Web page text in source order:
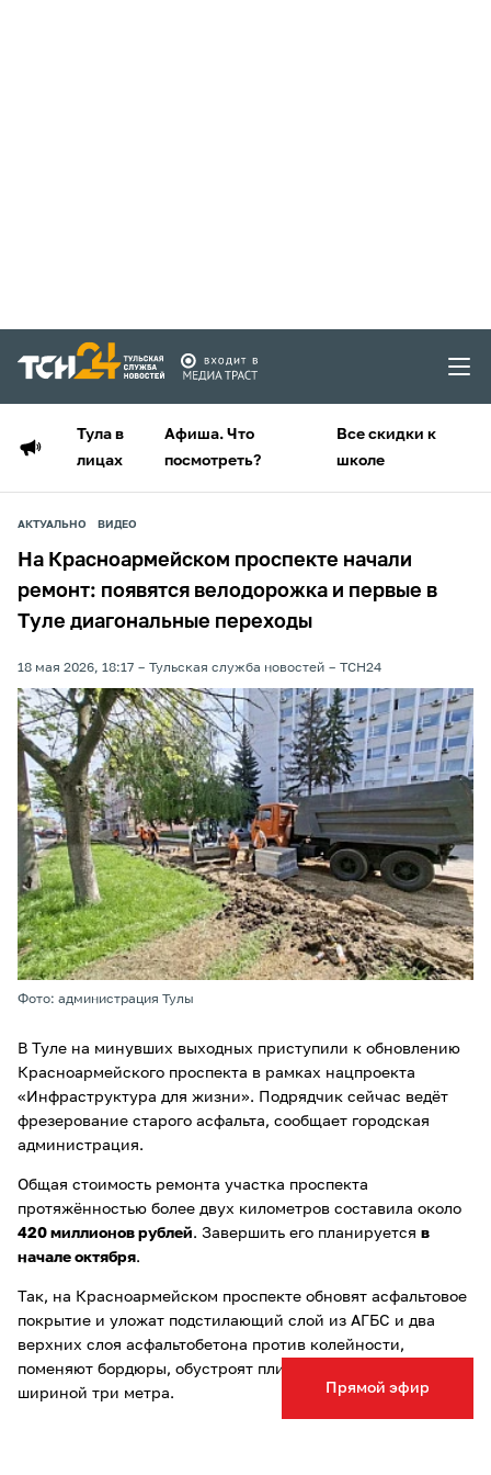
Тула в
лицах
Афиша. Что
посмотреть?
Все скидки к
школе
Прямой эфир
АКТУАЛЬНО ВИДЕО
На Красноармейском проспекте начали
ремонт: появятся велодорожка и первые в
Туле диагональные переходы
18 мая 2026, 18:17 Тульская служба новостей ТСН24
Фото: администрация Тулы
В Туле на минувших выходных приступили к обновлению
Красноармейского проспекта в рамках нацпроекта
«Инфраструктура для жизни». Подрядчик сейчас ведёт
фрезерование старого асфальта, сообщает городская
администрация.
Общая стоимость ремонта участка проспекта
протяжённостью более двух километров составила около
420 миллионов рублей. Завершить его планируется в
начале октября.
Так, на Красноармейском проспекте обновят асфальтовое
покрытие и уложат подстилающий слой из АГБС и два
верхних слоя асфальтобетона против колейности,
поменяют бордюры, обустроят плитку на тротуарах
шириной три метра.